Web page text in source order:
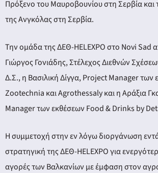
Πρόξενο του Μαυροβουνίου στη Σερβία και
της Ανγκόλας στη Σερβία.
Την ομάδα της ΔΕΘ-HELEXPO στο Novi Sad
Γιώργος Γονιάδης, Στέλεχος Διεθνών
Δ.Σ., η Βασιλική Δίγγα, Project Manager των
Zootechnia και Agrothessaly και η Αράξια
Manager των εκθέσεων Food & Drinks by
Η συμμετοχή στην εν λόγω διοργάνωση
στρατηγική της ΔΕΘ-HELEXPO για
αγορές των Βαλκανίων με έμφαση στον